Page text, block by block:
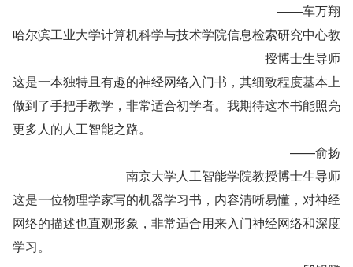
——车万翔
哈尔滨工业大学计算机科学与技术学院信息检索研究中心教
授博士生导师
这是一本独特且有趣的神经网络入门书，其细致程度基本上
做到了手把手教学，非常适合初学者。我期待这本书能照亮
更多人的人工智能之路。
——俞扬
南京大学人工智能学院教授博士生导师
这是一位物理学家写的机器学习书，内容清晰易懂，对神经
网络的描述也直观形象，非常适合用来入门神经网络和深度
学习。